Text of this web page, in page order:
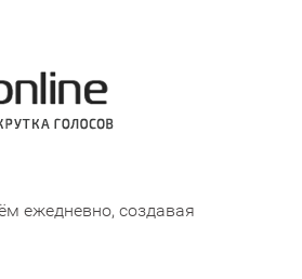
ежедневно, создавая